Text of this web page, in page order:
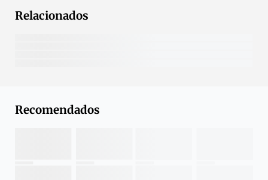
Relacionados
Recomendados